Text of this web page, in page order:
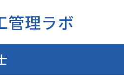
管理ラボ